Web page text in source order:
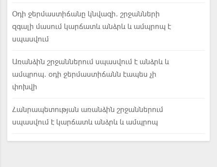
Օդի ջերմաստիճանը կնվազի. շրջանների
զգալի մասում կարճատև անձրև և ամպրոպ է
սպասվում
Առանձին շրջաններում սպասվում է անձրև և
ամպրոպ. օդի ջերմաստիճանն էապես չի
փոխվի
Հանրապետության առանձին շրջաններում
սպասվում է կարճատև անձրև և ամպրոպ